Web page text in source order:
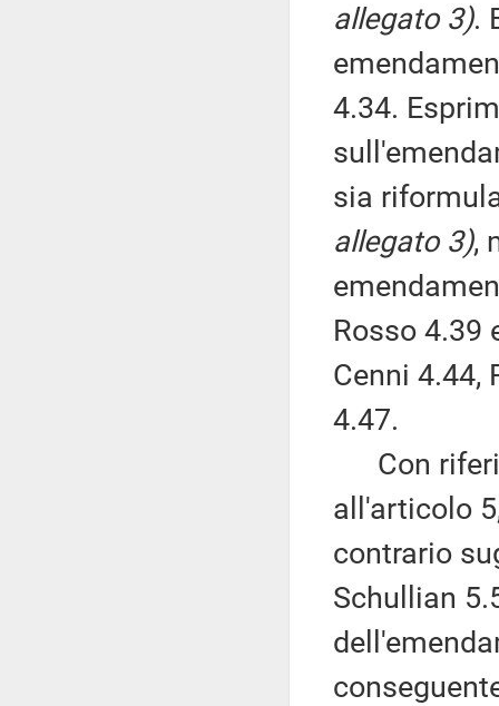
allegato 3).
4.34.
sia
allegato 3),
Rosso 4.39
Cenni 4.44,
4.47.
Con
all'articolo
contrario
Schullian